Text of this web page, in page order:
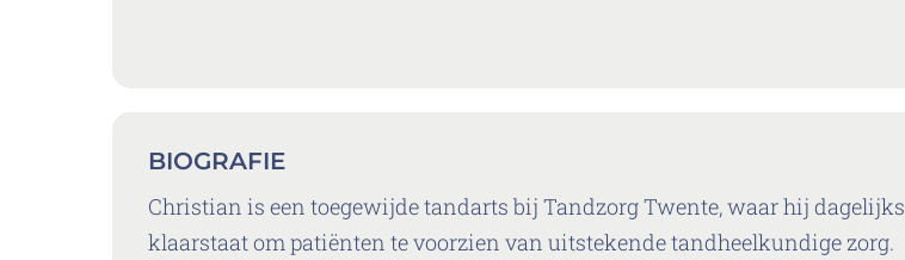
BIOGRAFIE
Christian is een toegewijde tandarts bij Tandzorg Twente, waar hij dagelijks
klaarstaat om patiënten te voorzien van uitstekende tandheelkundige zorg.